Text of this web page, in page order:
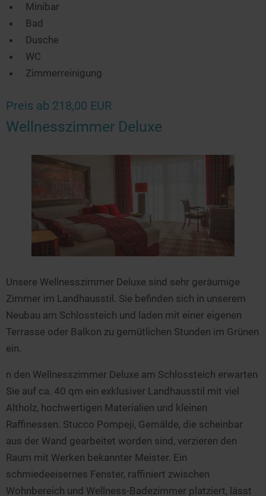
Minibar
Bad
Dusche
WC
Zimmerreinigung
Preis ab 218,00 EUR
Wellnesszimmer Deluxe
Unsere Wellnesszimmer Deluxe sind sehr geräumige
Zimmer im Landhausstil. Sie befinden sich in unserem
Neubau am Schlossteich und laden mit einer eigenen
Terrasse oder Balkon zu gemütlichen Stunden im Grünen
ein.
n den Wellnesszimmer Deluxe am Schlossteich erwarten
Sie auf ca. 40 qm ein exklusiver Landhausstil mit viel
Altholz, hochwertigen Materialien und kleinen
Raffinessen. Stucco Pompeji, Gemälde, die scheinbar
aus der Wand gearbeitet worden sind, verzieren den
Raum mit Werken bekannter Meister. Ein
schmiedeeisernes Fenster, raffiniert zwischen
Wohnbereich und Wellness-Badezimmer platziert, lässt